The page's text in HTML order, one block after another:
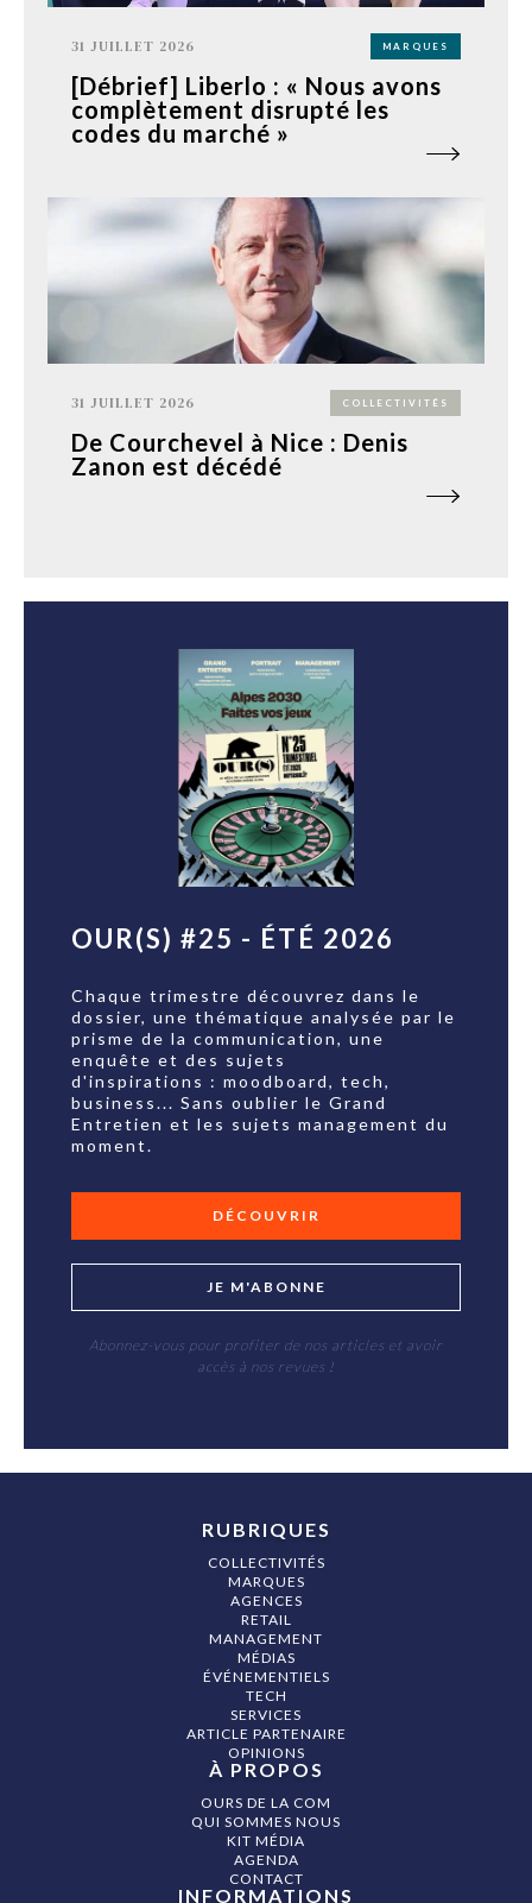
31 JUILLET 2026 MARQUES
[Débrief] Liberlo : « Nous avons
complètement disrupté les
codes du marché »
31 JUILLET 2026 COLLECTIVITÉS
De Courchevel à Nice : Denis
Zanon est décédé
OUR(S) #25 - ÉTÉ 2026
Chaque trimestre découvrez dans le
dossier, une thématique analysée par le
prisme de la communication, une
enquête et des sujets
d'inspirations : moodboard, tech,
business... Sans oublier le Grand
Entretien et les sujets management du
moment.
DÉCOUVRIR
JE M'ABONNE
Abonnez-vous pour profiter de nos articles et avoir
accès à nos revues !
RUBRIQUES
COLLECTIVITÉS
MARQUES
AGENCES
RETAIL
MANAGEMENT
MÉDIAS
ÉVÉNEMENTIELS
TECH
SERVICES
ARTICLE PARTENAIRE
OPINIONS
À PROPOS
OURS DE LA COM
QUI SOMMES NOUS
KIT MÉDIA
AGENDA
CONTACT
INFORMATIONS